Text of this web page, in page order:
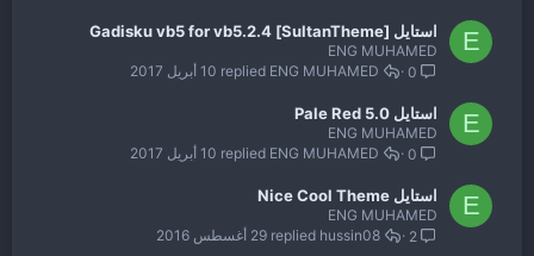
E استايل [SultanTheme] Gadisku vb5 for vb5.2.4
ENG MUHAMED
0
10 أبريل 2017 ENG MUHAMED
E استايل 5.0 Pale Red
ENG MUHAMED
0
10 أبريل 2017 ENG MUHAMED
E استايل Nice Cool Theme
ENG MUHAMED
2
29 أغسطس 2016 hussin08